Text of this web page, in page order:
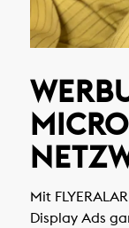
Mit
Display Ads